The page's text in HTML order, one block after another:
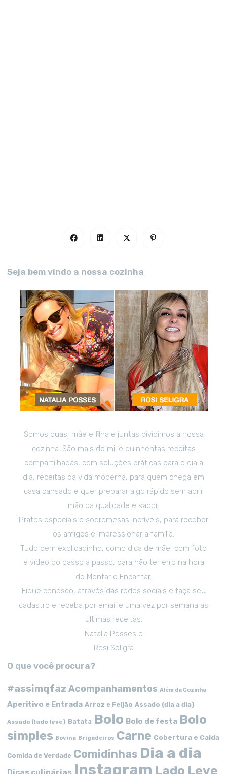
Seja bem vindo a nossa cozinha
Somos duas, mãe e filha e juntas dividimos a nossa
cozinha. São mais de mil e quinhentas receitas
compartilhadas, com soluções práticas para o dia a
dia, receitas da vida moderna, para quem chega em
casa cansado e quer preparar algo rápido sem abrir
mão da qualidade e sabor.
Pratos especiais e sobremesas incríveis, para receber
os amigos e impressionar a família.
Tudo bem explicadinho, como dica de mãe, com foto
e vídeo do passo a passo, para não ter erro na hora
de Montar e Encantar.
Fique conosco, através das redes sociais e faça seu
cadastro e receba por email e uma vez por semana as
ultimas receitas.
Natalia Posses e
Rosi Seligra
O que você procura?
#assimqfaz Acompanhamentos Além da Cozinha
Aperitivo e Entrada Arroz e Feijão Assado (dia a dia)
Assado (lado leve) Batata Bolo Bolo de festa Bolo
simples Bovina Brigadeiros Carne Cobertura e Calda
Comida de Verdade Comidinhas Dia a dia
Instagram Lado Leve